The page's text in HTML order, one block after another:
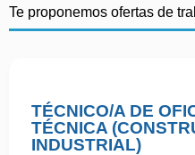
Te proponemos ofertas de
TÉCNICO/A DE
TÉCNICA
INDUSTRIAL)